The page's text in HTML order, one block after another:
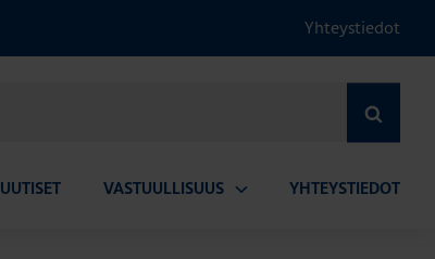
Yhteystiedot
UUTISET VASTUULLISUUS YHTEYSTIEDOT